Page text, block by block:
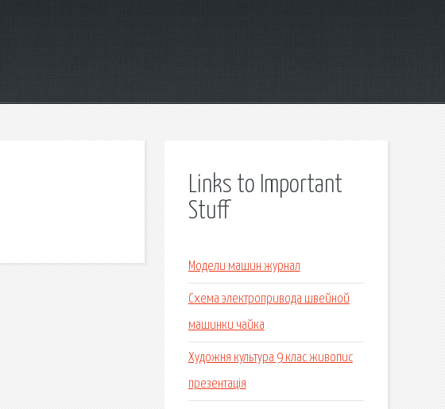
Links to Important
Stuff
Модели машин журнал
Схема электропривода швейной
машинки чайка
Художня культура 9 клас живопис
презентація